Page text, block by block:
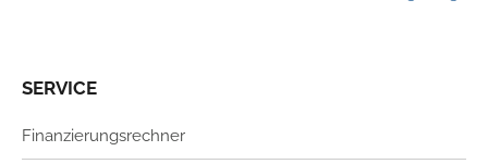
SERVICE
Finanzierungsrechner